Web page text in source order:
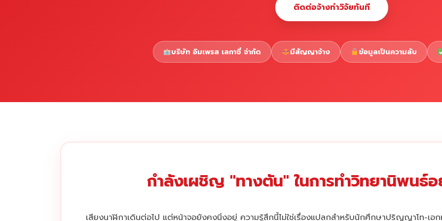
ติดต่อจ้างทำวิจัยทันที
บริษัท อิมเพรส เลกาซี่ จำกัด มีสัญญาจ้าง ข้อมูลเป็นความลับ
กำลังเผชิญ "ทางตัน" ในการทำวิทยานิพนธ์อ
เสียงนาฬิกาเดินต่อไป แต่หน้าจอยังคงนิ่งอยู่ ความรู้สึกนี้ไม่ใช่เรื่องแปลกสำหรับนักศึกษาปริญญาโท-เอ